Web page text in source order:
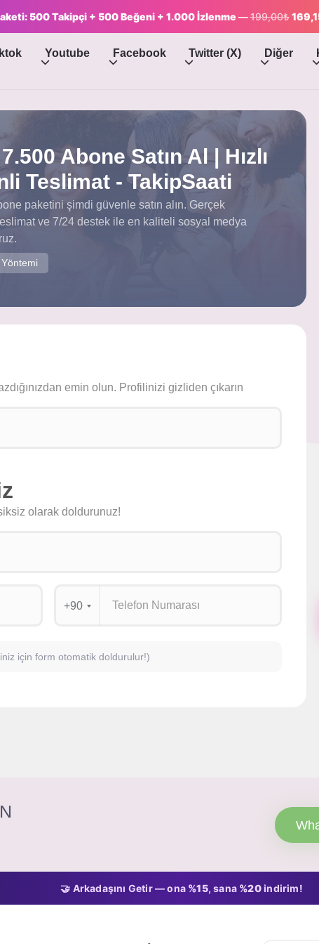
500 Takipçi + 500 Beğeni + 1.000 İzlenme —199,00₺
Youtube Facebook Twitter (X) Diğer
Abone Satın Al | Hızlı
Teslimat - TakipSaati
paketini şimdi güvenle satın alın. Gerçek
teslimat ve 7/24 destek ile en kaliteli sosyal medya
emin olun. Profilinizi gizliden çıkarın
olarak doldurunuz!
+90
için form otomatik doldurulur!)
🤝 Arkadaşını Getir — ona %15, sana %20indirim!